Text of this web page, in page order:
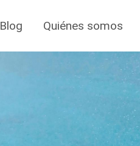
Blog Quiénes somos